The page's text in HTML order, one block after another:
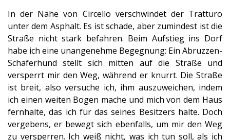
In der Nähe von Circello verschwindet der Tratturo
unter dem Asphalt. Es ist schade, aber zumindest ist die
Straße nicht stark befahren. Beim Aufstieg ins Dorf
habe ich eine unangenehme Begegnung: Ein Abruzzen-
Schäferhund stellt sich mitten auf die Straße und
versperrt mir den Weg, während er knurrt. Die Straße
ist breit, also versuche ich, ihm auszuweichen, indem
ich einen weiten Bogen mache und mich von dem Haus
fernhalte, das ich für das seines Besitzers halte. Doch
vergebens, er bewegt sich ebenfalls, um mir den Weg
zu versperren. Ich weiß nicht, was ich tun soll, als ich